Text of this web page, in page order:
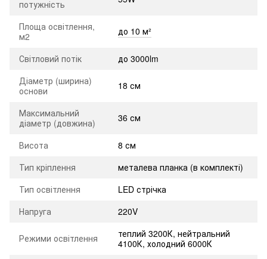
потужність
Площа освітлення,
м2
до 10 м²
Світловий потік
до 3000lm
Діаметр (ширина)
основи
18 см
Максимальний
діаметр (довжина)
36 см
Висота
8 см
Тип кріплення
металева планка (в комплекті)
Тип освітлення
LED стрічка
Напруга
220V
Режими освітлення
теплий 3200К, нейтральний
4100К, холодний 6000К